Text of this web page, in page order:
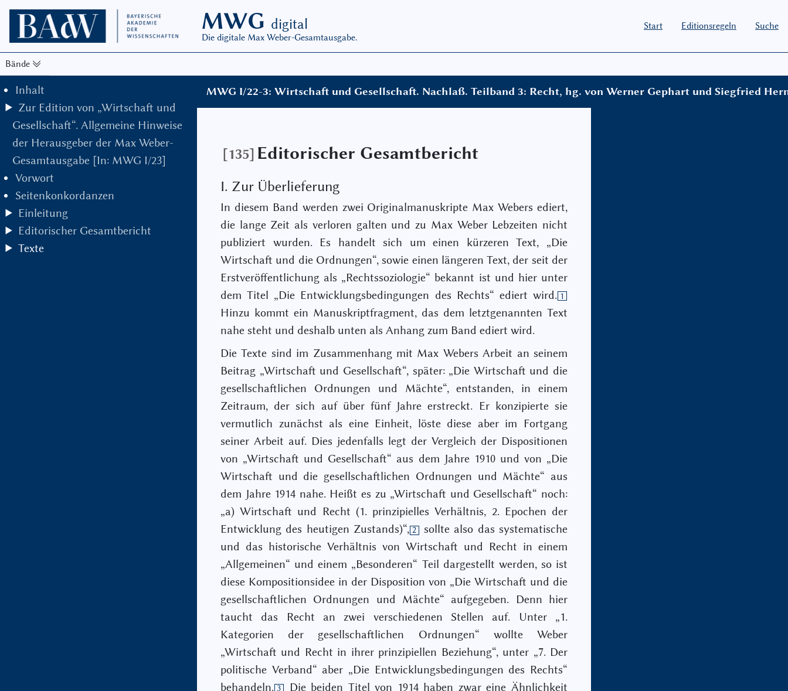
MWG digital
Die digitale Max Weber-Gesamtausgabe.
Start Editionsregeln Suche
Bände
Inhalt
Zur Edition von „Wirtschaft und
Gesellschaft“. Allgemeine Hinweise
der Herausgeber der Max Weber-
Gesamtausgabe [In: MWG I/23]
Vorwort
Seitenkonkordanzen
Einleitung
Editorischer Gesamtbericht
Texte
MWG I/22-3: Wirtschaft und Gesellschaft. Nachlaß. Teilband 3: Recht, hg. von Werner Gephart und Siegfried
[135] Editorischer Gesamtbericht
I. Zur Überlieferung
In diesem Band werden zwei Originalmanuskripte Max Webers ediert,
die lange Zeit als verloren galten und zu Max Weber Lebzeiten nicht
publiziert wurden. Es handelt sich um einen kürzeren Text, „Die
Wirtschaft und die Ordnungen“, sowie einen längeren Text, der seit der
Erstveröffentlichung als „Rechtssoziologie“ bekannt ist und hier unter
dem Titel „Die Entwicklungsbedingungen des Rechts“ ediert wird. 1
Hinzu kommt ein Manuskriptfragment, das dem letztgenannten Text
nahe steht und deshalb unten als Anhang zum Band ediert wird.
Die Texte sind im Zusammenhang mit Max Webers Arbeit an seinem
Beitrag „Wirtschaft und Gesellschaft“, später: „Die Wirtschaft und die
gesellschaftlichen Ordnungen und Mächte“, entstanden, in einem
Zeitraum, der sich auf über fünf Jahre erstreckt. Er konzipierte sie
vermutlich zunächst als eine Einheit, löste diese aber im Fortgang
seiner Arbeit auf. Dies jedenfalls legt der Vergleich der Dispositionen
von „Wirtschaft und Gesellschaft“ aus dem Jahre 1910 und von „Die
Wirtschaft und die gesellschaftlichen Ordnungen und Mächte“ aus
dem Jahre 1914 nahe. Heißt es zu „Wirtschaft und Gesellschaft“ noch:
„a) Wirtschaft und Recht (1. prinzipielles Verhältnis, 2. Epochen der
Entwicklung des heutigen Zustands)“, 2
sollte also das systematische
und das historische Verhältnis von Wirtschaft und Recht in einem
„Allgemeinen“ und einem „Besonderen“ Teil dargestellt werden, so ist
diese Kompositionsidee in der Disposition von „Die Wirtschaft und die
gesellschaftlichen Ordnungen und Mächte“ aufgegeben. Denn hier
taucht das Recht an zwei verschiedenen Stellen auf. Unter „1.
Kategorien der gesellschaftlichen Ordnungen“ wollte Weber
„Wirtschaft und Recht in ihrer prinzipiellen Beziehung“, unter „7. Der
politische Verband“ aber „Die Entwicklungsbedingungen des Rechts“
behandeln. 3
Die beiden Titel von 1914 haben zwar eine Ähnlichkeit